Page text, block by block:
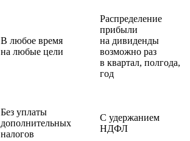
В любое время
на любые цели
Распределение
прибыли
на дивиденды
возможно раз
в квартал, полгода,
год
Без уплаты
дополнительных
налогов
С удержанием
НДФЛ